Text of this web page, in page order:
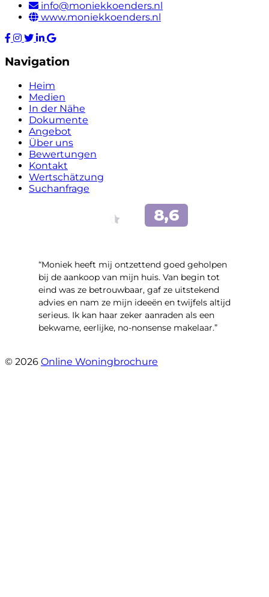
info@moniekkoenders.nl
www.moniekkoenders.nl
Navigation
Heim
Medien
In der Nähe
Dokumente
Angebot
Über uns
Bewertungen
Kontakt
Wertschätzung
Suchanfrage
“Moniek heeft mij ontzettend goed geholpen
bij de aankoop van mijn huis. Van begin tot
eind was ze betrouwbaar, gaf ze uitstekend
advies en nam ze mijn ideeën en twijfels altijd
serieus. Ik kan haar zeker aanraden als een
bekwame, eerlijke, no-nonsense makelaar.”
© 2026 Online Woningbrochure